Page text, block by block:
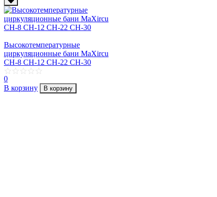
Высокотемпературные
циркуляционные бани MaXircu
CH-8 CH-12 CH-22 CH-30
0
В корзину
В корзину